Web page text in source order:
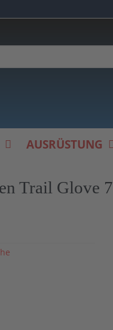
AUSRÜSTUNG
Trail Glove 7